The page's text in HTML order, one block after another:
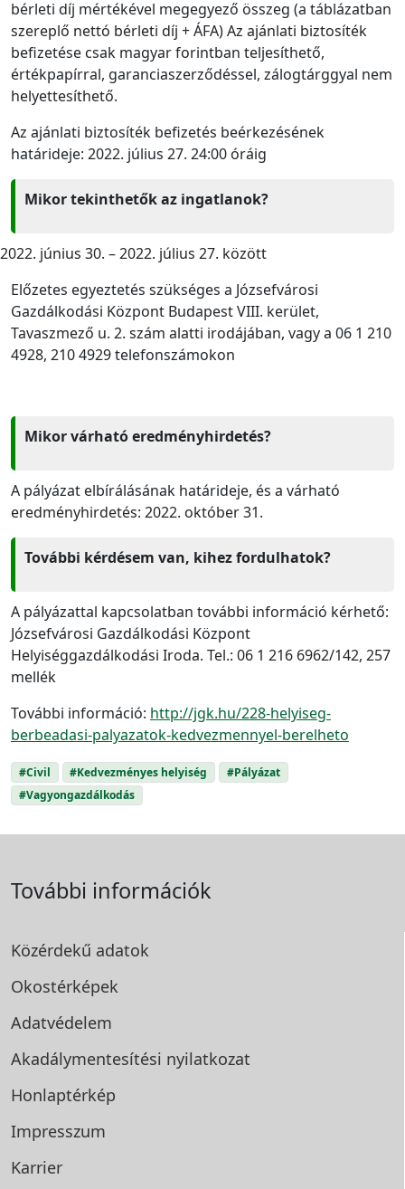
bérleti díj mértékével megegyező összeg (a táblázatban
szereplő nettó bérleti díj + ÁFA) Az ajánlati biztosíték
befizetése csak magyar forintban teljesíthető,
értékpapírral, garanciaszerződéssel, zálogtárggyal nem
helyettesíthető.
Az ajánlati biztosíték befizetés beérkezésének
határideje: 2022. július 27. 24:00 óráig
Mikor tekinthetők az ingatlanok?
június 30. – 2022. július 27. között
Előzetes egyeztetés szükséges a Józsefvárosi
Gazdálkodási Központ Budapest VIII. kerület,
Tavaszmező u. 2. szám alatti irodájában, vagy a 06 1 210
4928, 210 4929 telefonszámokon
Mikor várható eredményhirdetés?
A pályázat elbírálásának határideje, és a várható
eredményhirdetés: 2022. október 31.
További kérdésem van, kihez fordulhatok?
A pályázattal kapcsolatban további információ kérhető:
Józsefvárosi Gazdálkodási Központ
Helyiséggazdálkodási Iroda. Tel.: 06 1 216 6962/142, 257
mellék
További információ: http://jgk.hu/228-helyiseg-
berbeadasi-palyazatok-kedvezmennyel-berelheto
#Civil #Kedvezményes helyiség
#Pályázat
#Vagyongazdálkodás
További információk
Közérdekű adatok
Okostérképek
Adatvédelem
Akadálymentesítési nyilatkozat
Honlaptérkép
Impresszum
Karrier